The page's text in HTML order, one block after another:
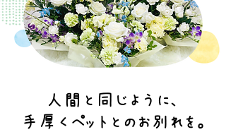
人間と同じように、
手厚くペットとのお別れを。